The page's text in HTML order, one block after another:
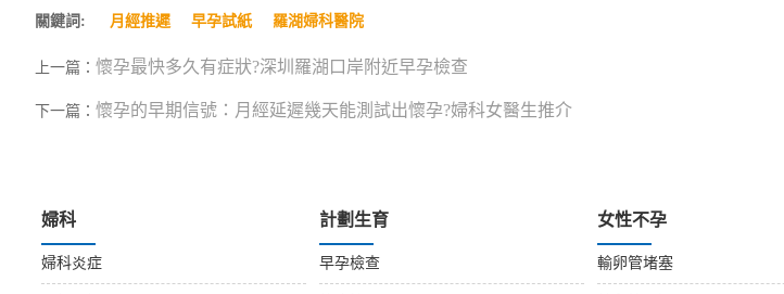
關鍵詞: 月經推遲 早孕試紙 羅湖婦科醫院
上一篇： 懷孕最快多久有症狀?深圳羅湖口岸附近早孕檢查
下一篇： 懷孕的早期信號：月經延遲幾天能測試出懷孕?婦科女醫生推介
婦科
婦科炎症
計劃生育
早孕檢查
女性不孕
輸卵管堵塞